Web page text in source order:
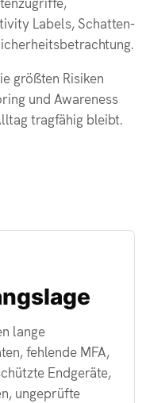
Labels, Schatten-
größten Risiken
und Awareness
tragfähig bleibt.
lange
fehlende MFA,
Endgeräte,
ungeprüfte